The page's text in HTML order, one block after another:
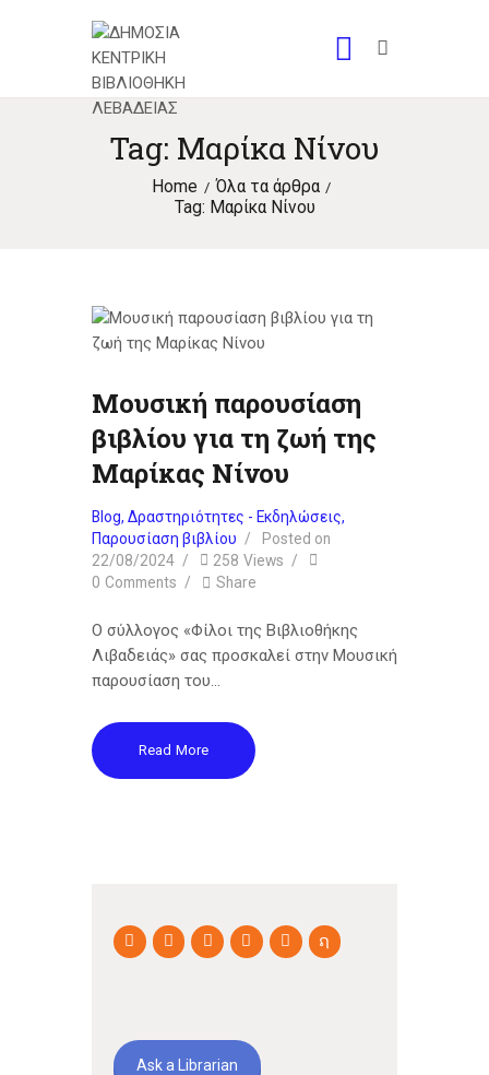
Tag: Μαρίκα Νίνου
Home
Όλα τα άρθρα
Tag: Μαρίκα Νίνου
Μουσική παρουσίαση
βιβλίου για τη ζωή της
Μαρίκας Νίνου
Blog, Δραστηριότητες - Εκδηλώσεις,
Παρουσίαση βιβλίου
Posted on
22/08/2024
258 Views
0 Comments Share
O σύλλογος «Φίλοι της Βιβλιοθήκης
Λιβαδειάς» σας προσκαλεί στην Μουσική
παρουσίαση του…
Read More
Ask a Librarian